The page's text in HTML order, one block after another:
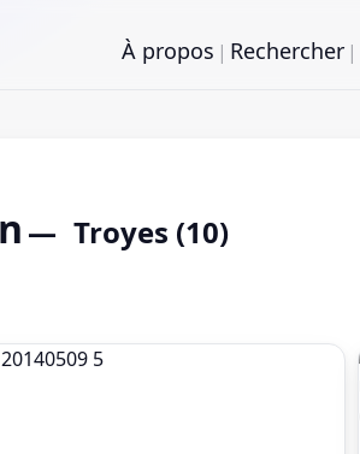
À propos | Rechercher |
Troyes (10)